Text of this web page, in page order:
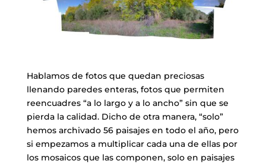
​Hablamos de fotos que quedan preciosas
llenando paredes enteras, fotos que permiten
reencuadres “a lo largo y a lo ancho” sin que se
pierda la calidad. Dicho de otra manera, “solo”
hemos archivado 56 paisajes en todo el año, pero
si empezamos a multiplicar cada una de ellas por
los mosaicos que las componen, solo en paisajes